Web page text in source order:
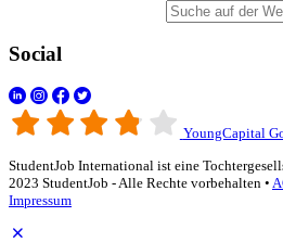
Social
YoungCapital
StudentJob International ist eine
2023 StudentJob - Alle Rechte vorbehalten •
Impressum